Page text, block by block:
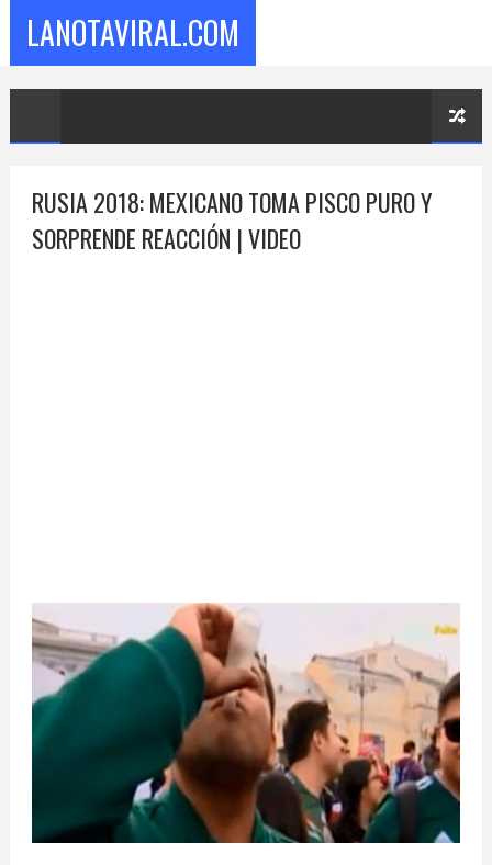
LANOTAVIRAL.COM
RUSIA 2018: MEXICANO TOMA PISCO PURO Y
SORPRENDE REACCIÓN | VIDEO